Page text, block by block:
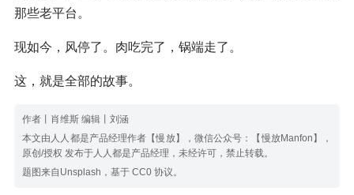
那些老平台。
现如今，风停了。肉吃完了，锅端走了。
这，就是全部的故事。
作者丨肖维斯 编辑丨刘涵
本文由人人都是产品经理作者【慢放】，微信公众号：【慢放Manfon】，
原创/授权 发布于人人都是产品经理，未经许可，禁止转载。
题图来自Unsplash，基于 CC0 协议。